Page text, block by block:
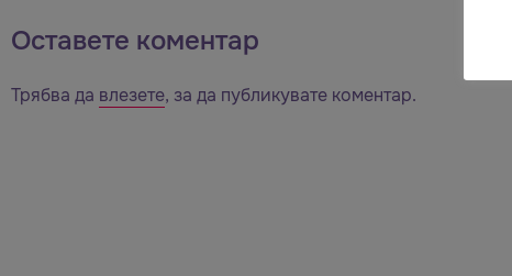
Оставете коментар
Трябва да влезете, за да публикувате коментар.